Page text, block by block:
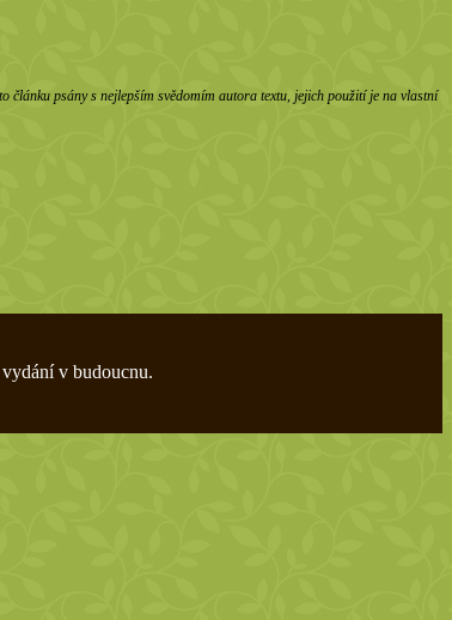
článku psány s nejlepším svědomím autora textu, jejich použití je na vlastní
v budoucnu.